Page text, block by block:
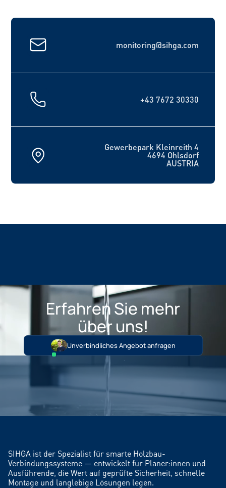
monitoring@sihga.com
+43 7672 30330
Gewerbepark Kleinreith 4
4694 Ohlsdorf
AUSTRIA
Erfahren Sie mehr
über uns!
Unverbindliches Angebot anfragen
SIHGA ist der Spezialist für smarte Holzbau-
Verbindungssysteme — entwickelt für Planer:innen und
Ausführende, die Wert auf geprüfte Sicherheit, schnelle
Montage und langlebige Lösungen legen.